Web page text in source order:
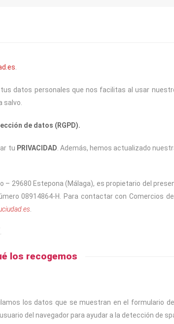
tus datos personales que nos facilitas al usar
de datos (RGPD).
tu PRIVACIDAD . Además, hemos actualizado
– 29680 Estepona (Málaga), es propietario del
08914864-H. Para contactar con Comercios
los recogemos
los datos que se muestran en el formulario
del navegador para ayudar a la detección de